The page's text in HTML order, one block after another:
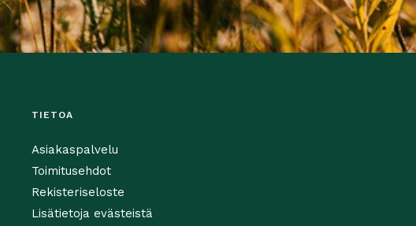
TIETOA
Asiakaspalvelu
Toimitusehdot
Rekisteriseloste
Lisätietoja evästeistä